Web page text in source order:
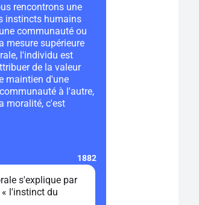
rencontrons une
instincts humains
communauté ou
mesure supérieure
l'individu est
de la valeur
maintien d'une
à l'autre,
moralité, c'est
1882
s'explique par
l'instinct du